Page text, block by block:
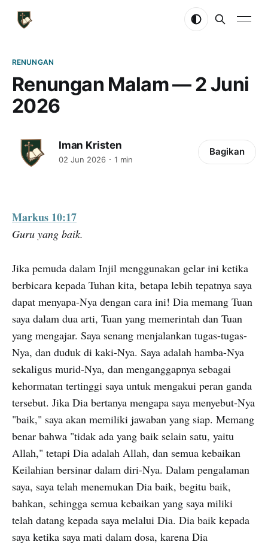
RENUNGAN
Renungan Malam — 2 Juni
2026
Iman Kristen
02 Jun 2026 1 min
Bagikan
Markus 10:17
Guru yang baik.
Jika pemuda dalam Injil menggunakan gelar ini ketika
berbicara kepada Tuhan kita, betapa lebih tepatnya saya
dapat menyapa-Nya dengan cara ini! Dia memang Tuan
saya dalam dua arti, Tuan yang memerintah dan Tuan
yang mengajar. Saya senang menjalankan tugas-tugas-
Nya, dan duduk di kaki-Nya. Saya adalah hamba-Nya
sekaligus murid-Nya, dan menganggapnya sebagai
kehormatan tertinggi saya untuk mengakui peran ganda
tersebut. Jika Dia bertanya mengapa saya menyebut-Nya
"baik," saya akan memiliki jawaban yang siap. Memang
benar bahwa "tidak ada yang baik selain satu, yaitu
Allah," tetapi Dia adalah Allah, dan semua kebaikan
Keilahian bersinar dalam diri-Nya. Dalam pengalaman
saya, saya telah menemukan Dia baik, begitu baik,
bahkan, sehingga semua kebaikan yang saya miliki
telah datang kepada saya melalui Dia. Dia baik kepada
saya ketika saya mati dalam dosa, karena Dia